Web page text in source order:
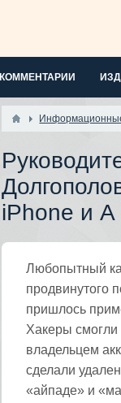
КОММЕНТАРИИ
iPhone и A
Любопытный
продвинутого
пришлось
Хакеры смогли
владельцем
сделали
«айпаде» и